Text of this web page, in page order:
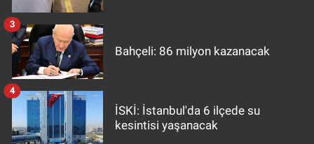
Bahçeli: 86 milyon kazanacak
3
İSKİ: İstanbul'da 6 ilçede su
kesintisi yaşanacak
4